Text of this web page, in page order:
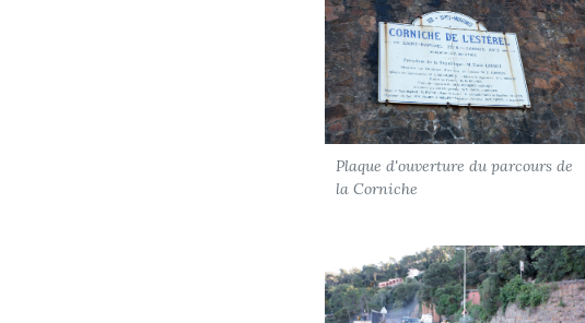
Plaque d'ouverture du parcours de
la Corniche